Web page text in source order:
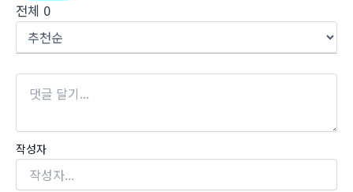
전체 0
작성자